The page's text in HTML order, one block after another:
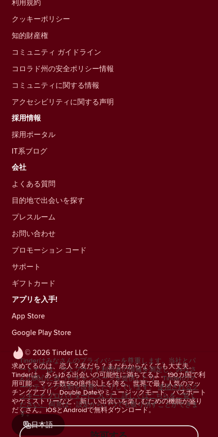
© 2026 Tinder LLC
求めてるのは、恋人？友だち？まだわからなくても大丈夫。
Tinderは、あらゆる出会いの可能性に満ちてるよ。190カ国で利
用可能、マッチ数550億件以上を誇る、世界で最も人気のマッ
チングアプリ。Double Dateやミュージックモード、パスポート
やケミストリーなど、新しい出会いを楽しむための機能が盛り
だくさん。iOSとAndroidで無料ダウンロード。
日本語
クッキーポリシー
知的財産権
コミュニティ ガイドライン
コロラド州の安全ポリシー情報
コミュニティに関する情報
アクセシビリティに関する声明
採用情報
採用ポータル
IT系ブログ
会社
よくある質問
目的地で出会いを探す
プレスルーム
お問い合わせ
プロモーション コード
サポート
ギフトカード
アプリを入手!
App Store
Google Play Store
Tinderはみなさんのプライバシーを尊重します。当社とパ
ートナーは、ウェブサイト利用者の情報を測定し、みなさ
んの関心に合ったキャンペーンを提供したり、Tinderのマ
ーケティング活動を改善したりしています。 使用されるク
ッキーとプロバイダーについて、詳しくはこちらをご覧く
ださい。 同意は、設定からいつでも取り消すことができま
す。